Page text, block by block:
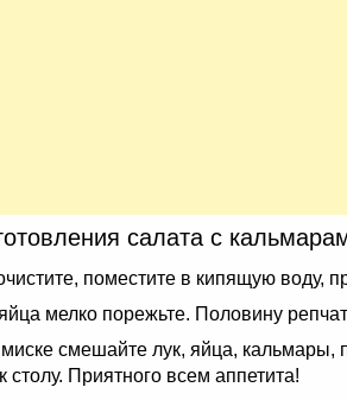
салата с
поместите в кипящую воду,
мелко порежьте. Половину
миске смешайте лук, яйца,
столу. Приятного всем аппетита!